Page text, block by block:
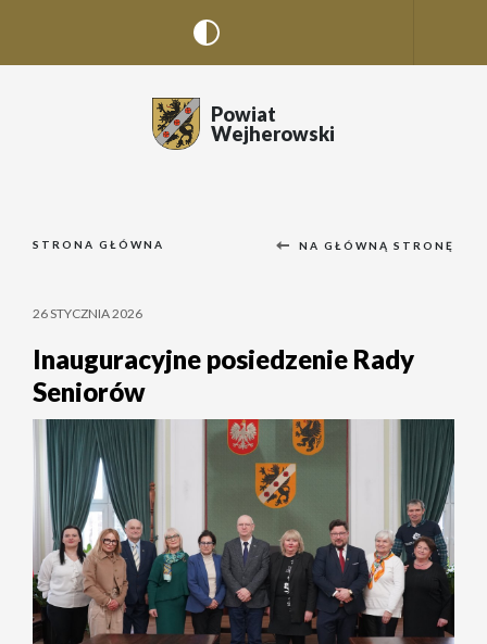
Powiat
Wejherowski
STRONA GŁÓWNA NA GŁÓWNĄ STRONĘ
26 STYCZNIA 2026
Inauguracyjne posiedzenie Rady
Seniorów